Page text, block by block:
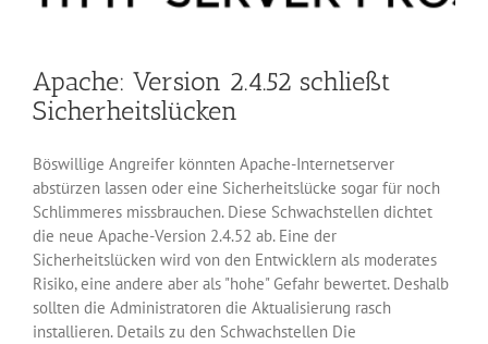
Apache: Version 2.4.52 schließt
Sicherheitslücken
Böswillige Angreifer könnten Apache-Internetserver
abstürzen lassen oder eine Sicherheitslücke sogar für noch
Schlimmeres missbrauchen. Diese Schwachstellen dichtet
die neue Apache-Version 2.4.52 ab. Eine der
Sicherheitslücken wird von den Entwicklern als moderates
Risiko, eine andere aber als "hohe" Gefahr bewertet. Deshalb
sollten die Administratoren die Aktualisierung rasch
installieren. Details zu den Schwachstellen Die